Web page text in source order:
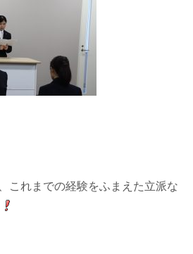
これまでの経験をふまえた立派な